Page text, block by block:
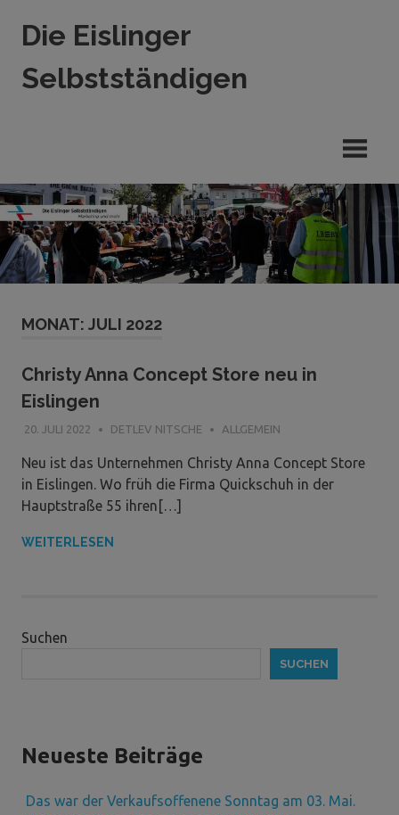
InhaltDie Eislinger
Selbstständigen
in
Hande,
Handwerk
und
Dienstleistung
MONAT: JULI 2022
Christy Anna Concept Store neu in
Eislingen
20. JULI 2022 DETLEV NITSCHE ALLGEMEIN
Neu ist das Unternehmen Christy Anna Concept Store
in Eislingen. Wo früh die Firma Quickschuh in der
Hauptstraße 55 ihren[…]
WEITERLESEN
Suchen
SUCHEN
Neueste Beiträge
Das war der Verkaufsoffenene Sonntag am 03. Mai.